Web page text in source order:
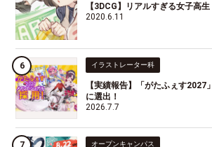
【3DCG】リアルすぎる女子高生
2020.6.11
イラストレーター科
【実績報告】「がたふぇす2027
に選出！
2026.7.7
オープンキャンパス